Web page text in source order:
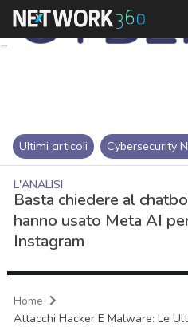
Ultimi articoli Cybersecurity
L'ANALISI
Basta chiedere al
hanno usato Meta AI
Instagram
Home
Attacchi Hacker E Malware: Le